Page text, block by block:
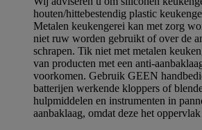
houten/hittebestendig plastic
Metalen keukengerei kan met zorg
niet ruw worden gebruikt of over de
schrapen. Tik niet met metalen
van producten met een anti-
voorkomen. Gebruik GEEN
batterijen werkende kloppers of
hulpmiddelen en instrumenten in
aanbaklaag, omdat deze het